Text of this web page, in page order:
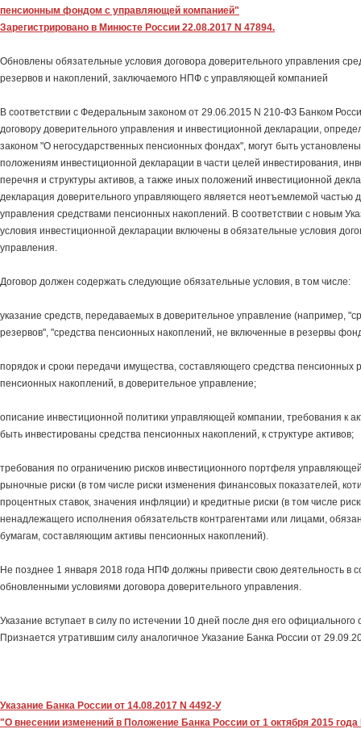
пенсионным фондом с управляющей компанией"
Зарегистрировано в Минюсте России 22.08.2017 N 47894.
Обновлены обязательные условия договора доверительного управления
резервов и накоплений, заключаемого НПФ с управляющей компанией
В соответствии с Федеральным законом от 29.06.2015 N 210-ФЗ Банком
договору доверительного управления и инвестиционной декларации,
законом "О негосударственных пенсионных фондах", могут быть
положениям инвестиционной декларации в части целей инвестирования,
перечня и структуры активов, а также иных положений инвестиционной
декларация доверительного управляющего является неотъемлемой частью
управления средствами пенсионных накоплений. В соответствии с новым
условия инвестиционной декларации включены в обязательные условия
управления.
Договор должен содержать следующие обязательные условия, в том числе:
указание средств, передаваемых в доверительное управление (например,
резервов", "средства пенсионных накоплений, не включенные в резервы
порядок и сроки передачи имущества, составляющего средства пенсионных
пенсионных накоплений, в доверительное управление;
описание инвестиционной политики управляющей компании, требования к
быть инвестированы средства пенсионных накоплений, к структуре активов;
требования по ограничению рисков инвестиционного портфеля
рыночные риски (в том числе риски изменения финансовых показателей,
процентных ставок, значения инфляции) и кредитные риски (в том числе
ненадлежащего исполнения обязательств контрагентами или лицами,
бумагам, составляющим активы пенсионных накоплений).
Не позднее 1 января 2018 года НПФ должны привести свою деятельность в
обновленными условиями договора доверительного управления.
Указание вступает в силу по истечении 10 дней после дня его официального
Признается утратившим силу аналогичное Указание Банка России от
Указание Банка России от 14.08.2017 N 4492-У
"О внесении изменений в Положение Банка России от 1 октября 2015